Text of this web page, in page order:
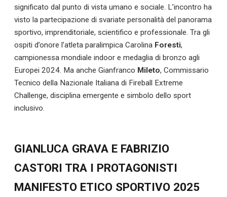
significato dal punto di vista umano e sociale. L’incontro ha
visto la partecipazione di svariate personalità del panorama
sportivo, imprenditoriale, scientifico e professionale. Tra gli
ospiti d’onore l’atleta paralimpica Carolina Foresti,
campionessa mondiale indoor e medaglia di bronzo agli
Europei 2024. Ma anche Gianfranco Mileto, Commissario
Tecnico della Nazionale Italiana di Fireball Extreme
Challenge, disciplina emergente e simbolo dello sport
inclusivo.
GIANLUCA GRAVA E FABRIZIO
CASTORI TRA I PROTAGONISTI
MANIFESTO ETICO SPORTIVO 2025